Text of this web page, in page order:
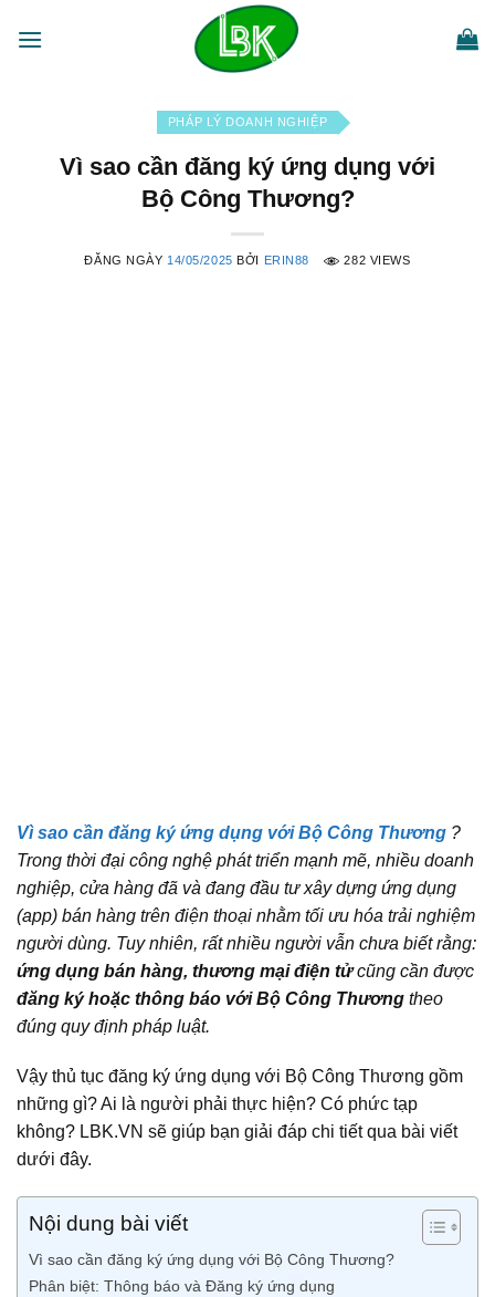
qua
PHÁP LÝ DOANH NGHIỆP
Vì sao cần đăng ký ứng dụng với
Bộ Công Thương?
ĐĂNG NGÀY 14/05/2025 BỞI ERIN88 282 VIEWS
Vì sao cần đăng ký ứng dụng với Bộ Công Thương ?
Trong thời đại công nghệ phát triển mạnh mẽ, nhiều doanh
nghiệp, cửa hàng đã và đang đầu tư xây dựng ứng dụng
(app) bán hàng trên điện thoại nhằm tối ưu hóa trải nghiệm
người dùng. Tuy nhiên, rất nhiều người vẫn chưa biết rằng:
ứng dụng bán hàng, thương mại điện tửcũng cần được
đăng ký hoặc thông báo với Bộ Công Thương theo
đúng quy định pháp luật.
Vậy thủ tục đăng ký ứng dụng với Bộ Công Thương gồm
những gì? Ai là người phải thực hiện? Có phức tạp
không? LBK.VN sẽ giúp bạn giải đáp chi tiết qua bài viết
dưới đây.
Nội dung bài viết
Vì sao cần đăng ký ứng dụng với Bộ Công Thương?
Phân biệt: Thông báo và Đăng ký ứng dụng